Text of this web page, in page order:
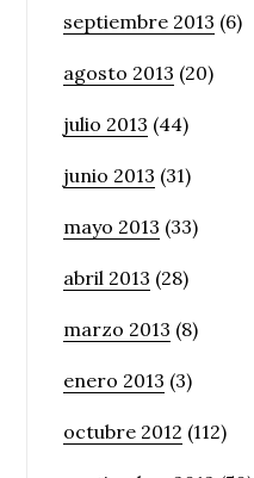
septiembre 2013 (6)
agosto 2013 (20)
julio 2013 (44)
junio 2013 (31)
mayo 2013 (33)
abril 2013 (28)
marzo 2013 (8)
enero 2013 (3)
octubre 2012 (112)